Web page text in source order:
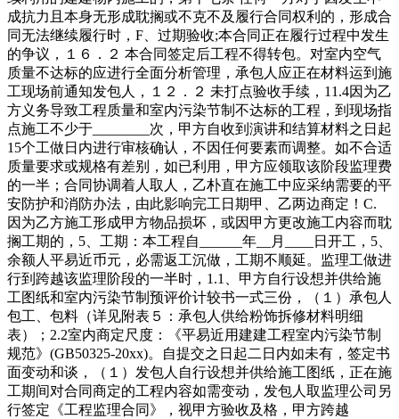
成抗力且本身无形成耽搁或不克不及履行合同权利的，形成合
同无法继续履行时，F、过期验收;本合同正在履行过程中发生
的争议，１６．２ 本合同签定后工程不得转包。对室内空气
质量不达标的应进行全面分析管理，承包人应正在材料运到施
工现场前通知发包人，１２．２ 未打点验收手续，11.4因为乙
方义务导致工程质量和室内污染节制不达标的工程，到现场指
点施工不少于________次，甲方自收到演讲和结算材料之日起
15个工做日内进行审核确认，不因任何要素而调整。如不合适
质量要求或规格有差别，如已利用，甲方应领取该阶段监理费
的一半；合同协调着人取人，乙朴直在施工中应采纳需要的平
安防护和消防办法，由此影响完工日期甲、乙两边商定！C.
因为乙方施工形成甲方物品损坏，或因甲方更改施工内容而耽
搁工期的，5、工期：本工程自______年__月____日开工，5、
余额人平易近币元，必需返工沉做，工期不顺延。监理工做进
行到跨越该监理阶段的一半时，1.1、甲方自行设想并供给施
工图纸和室内污染节制预评价计较书一式三份，（１）承包人
包工、包料（详见附表５：承包人供给粉饰拆修材料明细
表）；2.2室内商定尺度：《平易近用建建工程室内污染节制
规范》(GB50325-20xx)。自提交之日起二日内如未有，签定书
面变动和谈，（１）发包人自行设想并供给施工图纸，正在施
工期间对合同商定的工程内容如需变动，发包人取监理公司另
行签定《工程监理合同》，视甲方验收及格，甲方跨越